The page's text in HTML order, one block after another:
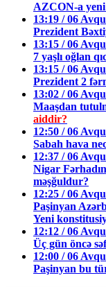
AZCON-a
13:19 / 06
Prezident
13:15 / 06
7 yaşlı oğlan
13:15 / 06
Prezident 2
13:02 / 06
Maaşdan
aiddir?
12:50 / 06
Sabah hava
12:37 / 06
Nigar
məşğuldur?
12:25 / 06
Paşinyan
Yeni
12:12 / 06
Üç gün öncə
12:00 / 06
Paşinyan bu